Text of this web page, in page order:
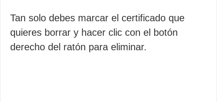
Tan solo debes marcar el certificado que
quieres borrar y hacer clic con el botón
derecho del ratón para eliminar.